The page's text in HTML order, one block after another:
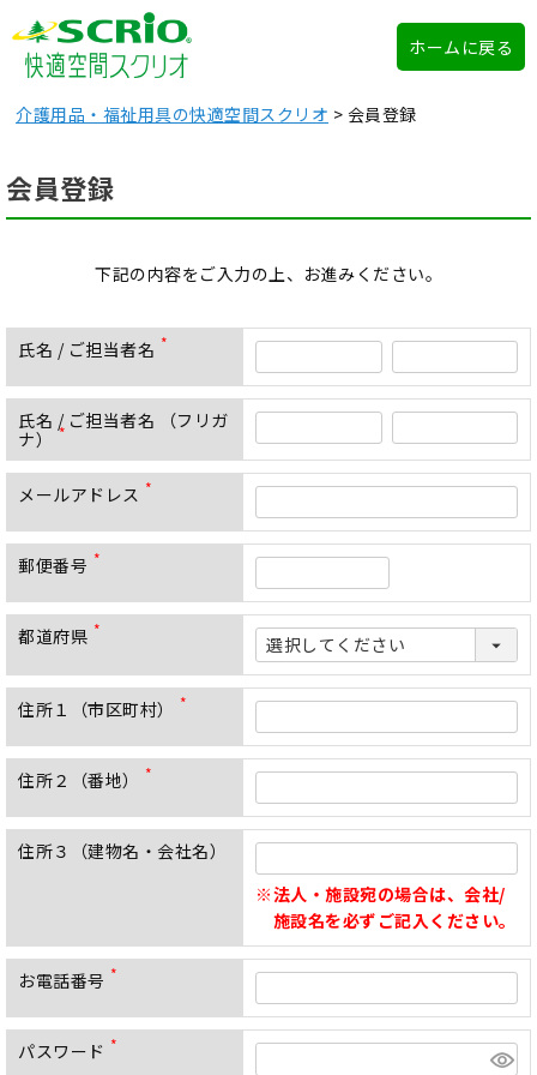
ホームに戻る
介護用品・福祉用具の快適空間スクリオ 会員登録
会員登録
下記の内容をご入力の上、お進みください。
氏名 / ご担当者名
必
須
氏名 / ご担当者名 （フリガ
ナ）
必
須
)
メールアドレス
必
須
郵便番号
必
須
)
都道府県
須
)
住所１（市区町村）
必
須
住所２（番地）
必
須
)
住所３（建物名・会社名）
法人・施設宛の場合は、会社/
施設名を必ずご記入ください。
お電話番号
必
須
)
パスワード